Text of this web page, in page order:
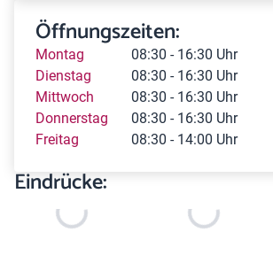
Öffnungszeiten:
Montag
08:30 - 16:30 Uhr
Dienstag
08:30 - 16:30 Uhr
Mittwoch
08:30 - 16:30 Uhr
Donnerstag
08:30 - 16:30 Uhr
Freitag
08:30 - 14:00 Uhr
Eindrücke: